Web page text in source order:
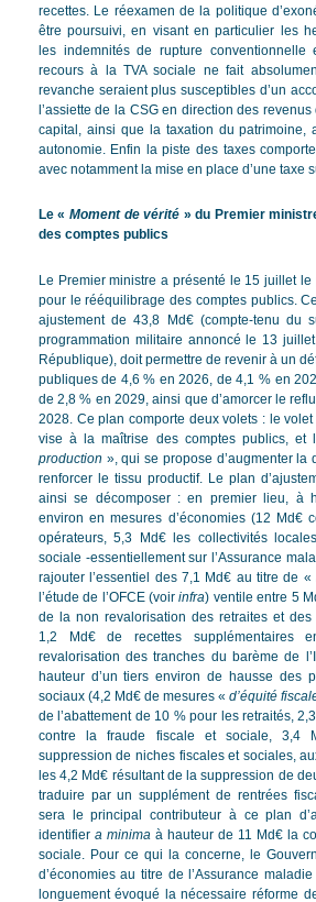
recettes. Le réexamen de la politique
être poursuivi, en visant en particulier les
les indemnités de rupture
recours à la TVA sociale ne fait
revanche seraient plus susceptibles d’un
l’assiette de la CSG en direction des
capital, ainsi que la taxation du patrimoine,
autonomie. Enfin la piste des taxes
avec notamment la mise en place d’une taxe
Le « Moment de vérité » du Premier
des comptes publics
Le Premier ministre a présenté le 15 juillet
pour le rééquilibrage des comptes publics.
ajustement de 43,8 Md€ (compte-tenu du
programmation militaire annoncé le 13
République), doit permettre de revenir à un
publiques de 4,6 % en 2026, de 4,1 % en
de 2,8 % en 2029, ainsi que d’amorcer le
2028. Ce plan comporte deux volets : le volet
vise à la maîtrise des comptes publics, et
production », qui se propose d’augmenter la
renforcer le tissu productif. Le plan
ainsi se décomposer : en premier lieu, à
environ en mesures d’économies (12 Md€
opérateurs, 5,3 Md€ les collectivités
sociale -essentiellement sur l’Assurance
rajouter l’essentiel des 7,1 Md€ au titre de «
l’étude de l’OFCE (voirinfra) ventile entre 5
de la non revalorisation des retraites et des
1,2 Md€ de recettes supplémentaires
revalorisation des tranches du barème de
hauteur d’un tiers environ de hausse des
sociaux (4,2 Md€ de mesures «d’équité
de l’abattement de 10 % pour les retraités,
contre la fraude fiscale et sociale, 3,4
suppression de niches fiscales et sociales,
les 4,2 Md€ résultant de la suppression de
traduire par un supplément de rentrées
sera le principal contributeur à ce plan
identifier a minimaà hauteur de 11 Md€ la
sociale. Pour ce qui la concerne, le
d’économies au titre de l’Assurance
longuement évoqué la nécessaire réforme